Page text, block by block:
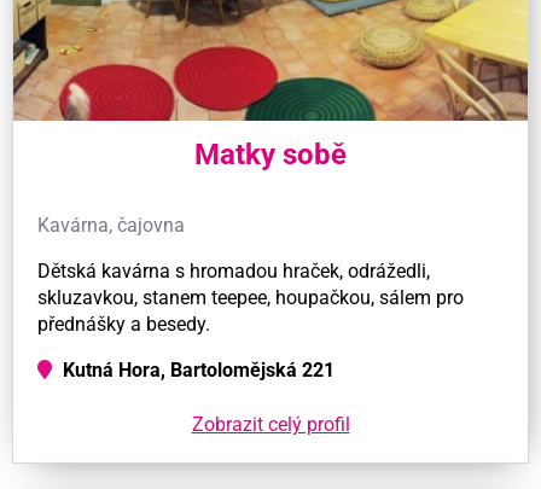
Matky sobě
Kavárna, čajovna
Dětská kavárna s hromadou hraček, odrážedli,
skluzavkou, stanem teepee, houpačkou, sálem pro
přednášky a besedy.
Kutná Hora, Bartolomějská 221
Zobrazit celý profil